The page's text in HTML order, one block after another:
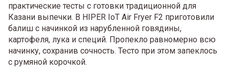
практические тесты с готовки традиционной для
Казани выпечки. В HIPER IoT Air Fryer F2 приготовили
балиш с начинкой из нарубленной говядины,
картофеля, лука и специй. Пропекло равномерно всю
начинку, сохранив сочность. Тесто при этом запеклось
с румяной корочкой.